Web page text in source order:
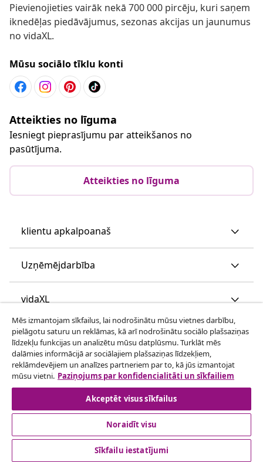
Pievienojieties vairāk nekā 700 000 pircēju, kuri saņem
iknedēļas piedāvājumus, sezonas akcijas un jaunumus
no vidaXL.
Mūsu sociālo tīklu konti
Atteikties no līguma
Iesniegt pieprasījumu par atteikšanos no
pasūtījuma.
Atteikties no līguma
klientu apkalpoanaš
Uzņēmējdarbība
vidaXL
Apskatiet vairāk
© 2008-2026 vidaXL www.vidaxl.lv ir vidaXL Marketplace
Europe B.V. tīmekļa vietne
Mēs izmantojam sīkfailus, lai nodrošinātu mūsu vietnes darbību,
pielāgotu saturu un reklāmas, kā arī nodrošinātu sociālo plašsaziņas
līdzekļu funkcijas un analizētu mūsu datplūsmu. Turklāt mēs
dalāmies informācijā ar sociālajiem plašsaziņas līdzekļiem,
reklāmdevējiem un analīzes partneriem par to, kā jūs izmantojat
mūsu vietni. Paziņojums par konfidencialitāti un sīkfailiem
Akceptēt visus sīkfailus
Noraidīt visu
Sīkfailu iestatījumi